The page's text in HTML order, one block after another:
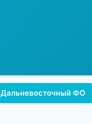
Дальневосточный ФО